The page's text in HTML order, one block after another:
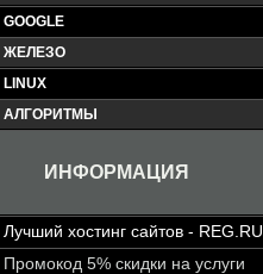
GOOGLE
ЖЕЛЕЗО
LINUX
АЛГОРИТМЫ
ИНФОРМАЦИЯ
Лучший хостинг сайтов - REG.RU
Промокод 5% скидки на услуги